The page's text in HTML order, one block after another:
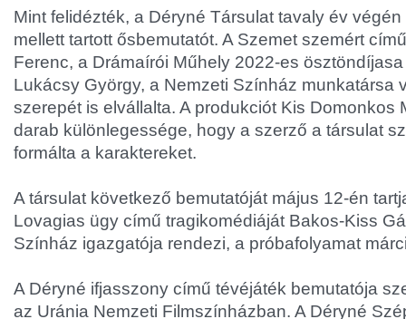
Mint felidézték, a Déryné Társulat tavaly év
mellett tartott ősbemutatót. A Szemet szemért
Ferenc, a Drámaírói Műhely 2022-es
Lukácsy György, a Nemzeti Színház munkatársa
szerepét is elvállalta. A produkciót Kis Domonkos
darab különlegessége, hogy a szerző a társulat
formálta a karaktereket.
A társulat következő bemutatóját május 12-én
Lovagias ügy című tragikomédiáját Bakos-Kiss
Színház igazgatója rendezi, a próbafolyamat
A Déryné ifjasszony című tévéjáték bemutatója
az Uránia Nemzeti Filmszínházban. A Déryné